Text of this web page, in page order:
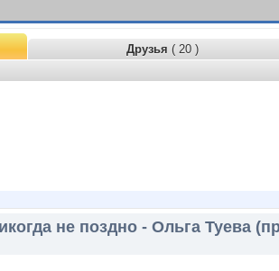
Друзья ( 20 )
не поздно - Ольга Туева